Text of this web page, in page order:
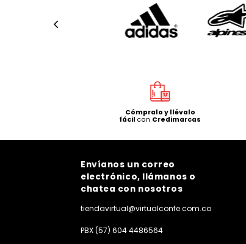
Cómpralo y llévalo
fácil con Credimarcas
Envíanos un correo
electrónico, llámanos o
chatea con nosotros
tiendavirtual@virtualconfe.com.co
PBX (57) 604 4486564